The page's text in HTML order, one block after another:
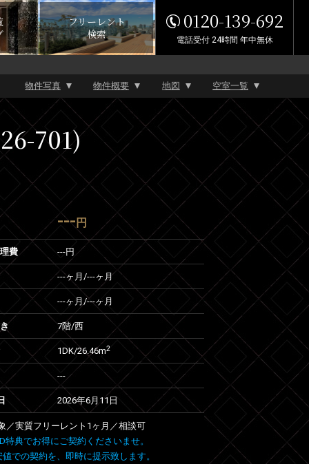
フリーレント
検索
0120-139-692
電話受付 24時間 年中無休
物件写真 物件概要 地図 空室一覧
701)
--- 円
費 ---円
---ヶ月 /---ヶ月
---ヶ月 /---ヶ月
7階/西
1DK/26.46m2
---
2026年6月11日
／実質フリーレント1ヶ月／相談可
特典でお得にご契約くださいませ。
での契約を、即時に提示致します。